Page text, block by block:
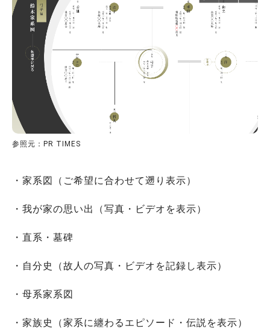
参照元：PR TIMES
・家系図（ご希望に合わせて遡り表示）
・我が家の思い出（写真・ビデオを表示）
・直系・墓碑
・自分史（故人の写真・ビデオを記録し表示）
・母系家系図
・家族史（家系に纏わるエピソード・伝説を表示）